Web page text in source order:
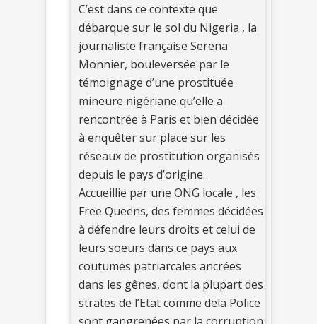
C’est dans ce contexte que
débarque sur le sol du Nigeria , la
journaliste française Serena
Monnier, bouleversée par le
témoignage d’une prostituée
mineure nigériane qu’elle a
rencontrée à Paris et bien décidée
à enquêter sur place sur les
réseaux de prostitution organisés
depuis le pays d’origine.
Accueillie par une ONG locale , les
Free Queens, des femmes décidées
à défendre leurs droits et celui de
leurs soeurs dans ce pays aux
coutumes patriarcales ancrées
dans les gênes, dont la plupart des
strates de l’Etat comme dela Police